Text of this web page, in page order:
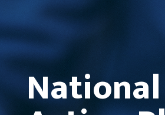
National